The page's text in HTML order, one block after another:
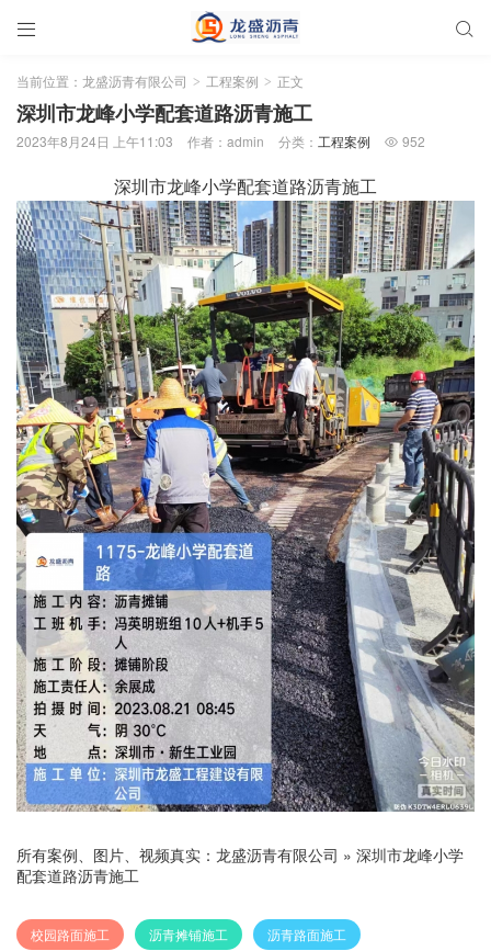
 
当前位置： 龙盛沥青有限公司 > 工程案例 > 正文
深圳市龙峰小学配套道路沥青施工
2023年8月24日 上午11:03 作者：admin 分类： 工程案例  952
深圳市龙峰小学配套道路沥青施工
所有案例、图片、视频真实： 龙盛沥青有限公司 » 深圳市龙峰小学
配套道路沥青施工
校园路面施工 沥青摊铺施工 沥青路面施工